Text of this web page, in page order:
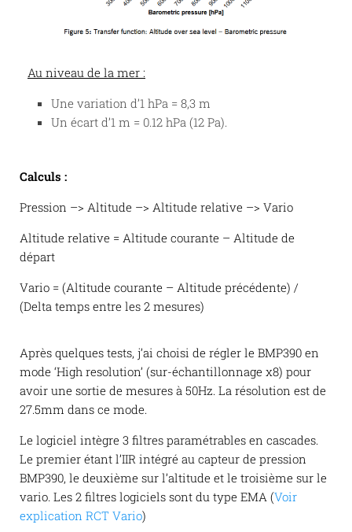
Au niveau de la mer :
Une variation d’1 hPa = 8,3 m
Un écart d’1 m = 0.12 hPa (12 Pa).
Calculs :
Pression –> Altitude –> Altitude relative –> Vario
Altitude relative = Altitude courante – Altitude de
départ
Vario = (Altitude courante – Altitude précédente) /
(Delta temps entre les 2 mesures)
Après quelques tests, j’ai choisi de régler le BMP390 en
mode ‘High resolution’ (sur-échantillonnage x8) pour
avoir une sortie de mesures à 50Hz. La résolution est de
27.5mm dans ce mode.
Le logiciel intègre 3 filtres paramétrables en cascades.
Le premier étant l’IIR intégré au capteur de pression
BMP390, le deuxième sur l’altitude et le troisième sur le
vario. Les 2 filtres logiciels sont du type EMA (Voir
explication RCT Vario)